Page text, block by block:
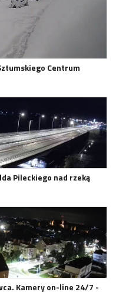
Centrum
Pileckiego nad rzeką
Kamery on-line 24/7 -